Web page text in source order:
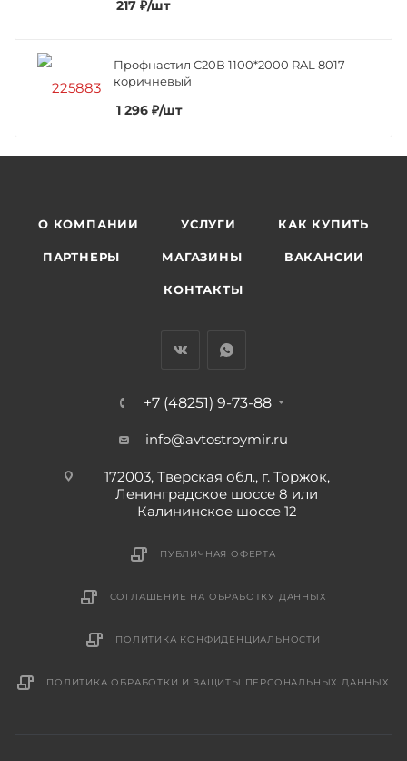
217 ₽/шт
Профнастил C20В 1100*2000 RAL 8017
коричневый
1 296 ₽/шт
О КОМПАНИИ УСЛУГИ КАК КУПИТЬ
ПАРТНЕРЫ МАГАЗИНЫ ВАКАНСИИ
КОНТАКТЫ
+7 (48251) 9-73-88
info@avtostroymir.ru
172003, Тверская обл., г. Торжок,
Ленинградское шоссе 8 или
Калининское шоссе 12
ПУБЛИЧНАЯ ОФЕРТА
СОГЛАШЕНИЕ НА ОБРАБОТКУ ДАННЫХ
ПОЛИТИКА КОНФИДЕНЦИАЛЬНОСТИ
ПОЛИТИКА ОБРАБОТКИ И ЗАЩИТЫ ПЕРСОНАЛЬНЫХ ДАННЫХ